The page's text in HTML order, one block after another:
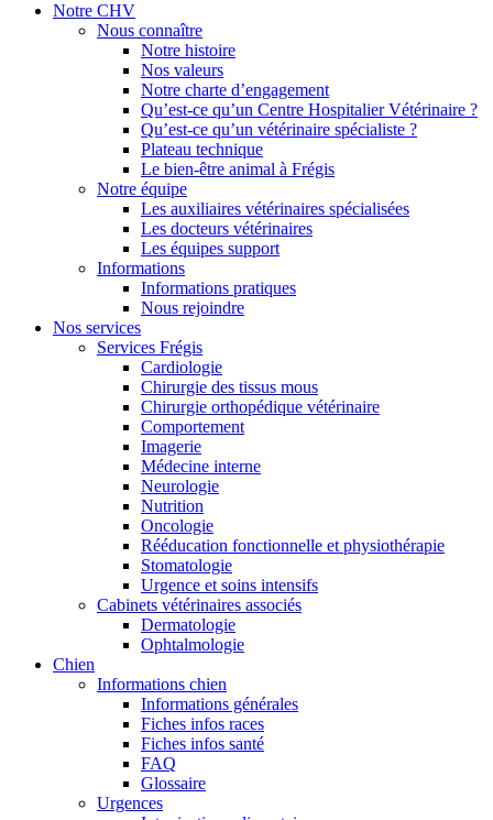
Notre CHV
Nous connaître
Notre histoire
Nos valeurs
Notre charte d’engagement
Qu’est-ce qu’un Centre Hospitalier Vétérinaire ?
Qu’est-ce qu’un vétérinaire spécialiste ?
Plateau technique
Le bien-être animal à Frégis
Notre équipe
Les auxiliaires vétérinaires spécialisées
Les docteurs vétérinaires
Les équipes support
Informations
Informations pratiques
Nous rejoindre
Nos services
Services Frégis
Cardiologie
Chirurgie des tissus mous
Chirurgie orthopédique vétérinaire
Comportement
Imagerie
Médecine interne
Neurologie
Nutrition
Oncologie
Rééducation fonctionnelle et physiothérapie
Stomatologie
Urgence et soins intensifs
Cabinets vétérinaires associés
Dermatologie
Ophtalmologie
Chien
Informations chien
Informations générales
Fiches infos races
Fiches infos santé
FAQ
Glossaire
Urgences